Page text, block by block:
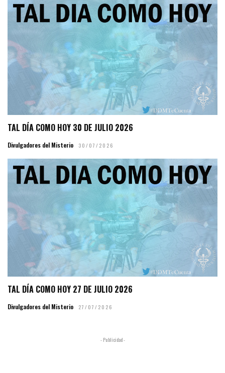
TAL DÍA COMO HOY 30 DE JULIO 2026
Divulgadores del Misterio 30/07/2026
TAL DÍA COMO HOY 27 DE JULIO 2026
Divulgadores del Misterio 27/07/2026
- Publicidad -